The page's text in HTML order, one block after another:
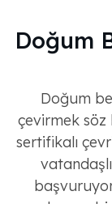
Doğum
Doğum
çevirmek
sertifikalı